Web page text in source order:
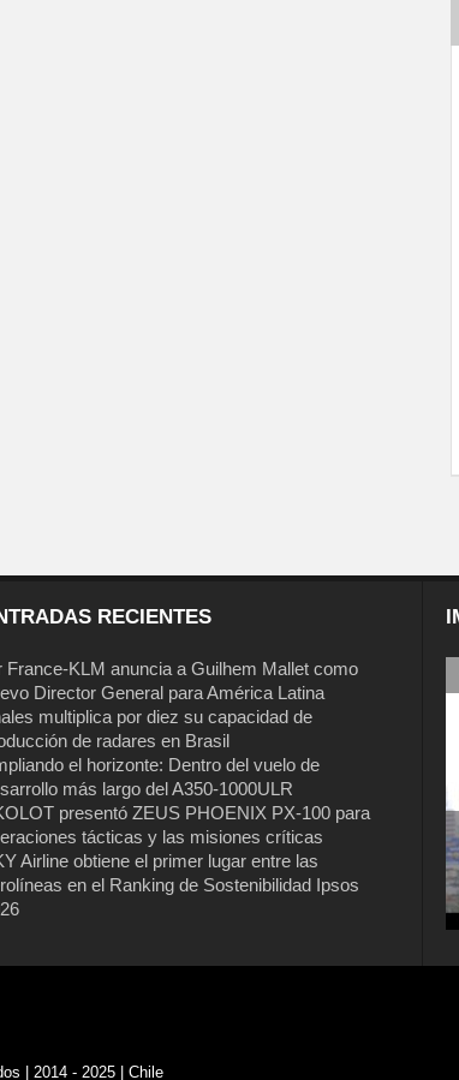
RECIENTES
France-KLM anuncia a Guilhem Mallet como
Director General para América Latina
multiplica por diez su capacidad de
de radares en Brasil
el horizonte: Dentro del vuelo de
más largo del A350-1000ULR
presentó ZEUS PHOENIX PX-100 para
tácticas y las misiones críticas
Airline obtiene el primer lugar entre las
en el Ranking de Sostenibilidad Ipsos
| 2014 - 2025 | Chile